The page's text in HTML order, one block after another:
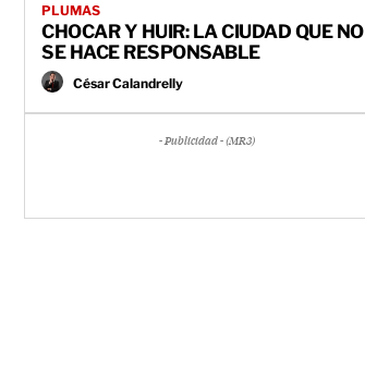
PLUMAS
CHOCAR Y HUIR: LA CIUDAD QUE NO
SE HACE RESPONSABLE
César Calandrelly
- Publicidad - (MR3)